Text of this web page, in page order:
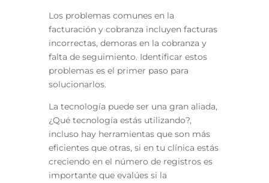
Los problemas comunes en la
facturación y cobranza incluyen facturas
incorrectas, demoras en la cobranza y
falta de seguimiento. Identificar estos
problemas es el primer paso para
solucionarlos.
La tecnología puede ser una gran aliada,
¿Qué tecnología estás utilizando?,
incluso hay herramientas que son más
eficientes que otras, si en tu clínica estás
creciendo en el número de registros es
importante que evalúes si la